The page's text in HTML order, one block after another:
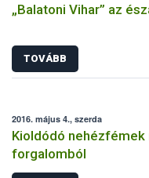
„Balatoni Vihar” az
TOVÁBB
2016. május 4., szerda
Kioldódó nehézfémek
forgalomból